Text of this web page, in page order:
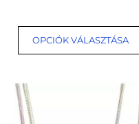
OPCIÓK VÁLASZTÁSA